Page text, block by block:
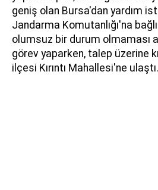
geniş olan Bursa'dan yardım
Jandarma Komutanlığı'na
olumsuz bir durum olmaması
görev yaparken, talep üzerine
ilçesi Kırıntı Mahallesi'ne ulaştı.